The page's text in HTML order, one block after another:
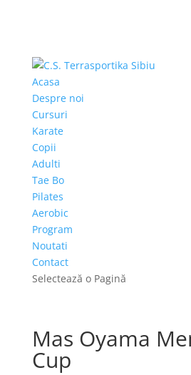
Acasa
Despre noi
Cursuri
Karate
Copii
Adulti
Tae Bo
Pilates
Aerobic
Program
Noutati
Contact
Selectează o Pagină
Mas Oyama
Cup